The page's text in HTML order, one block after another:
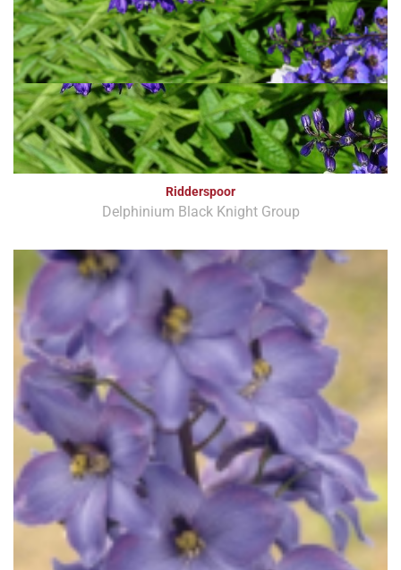
Ridderspoor
Delphinium Black Knight Group